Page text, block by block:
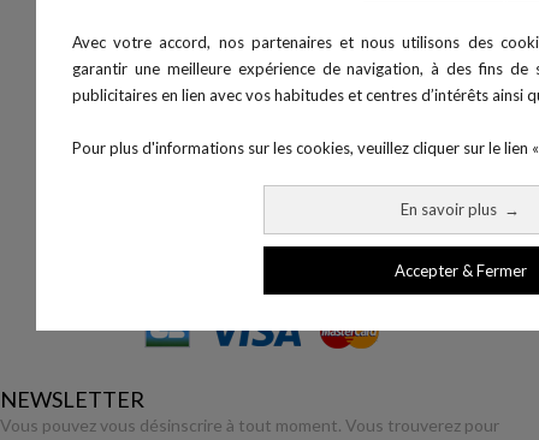
Avec votre accord, nos partenaires et nous utilisons des
garantir une meilleure expérience de navigation, à des fins
publicitaires en lien avec vos habitudes et centres d’intérêts ainsi
Pour plus d'informations sur les cookies, veuillez cliquer sur le lien
En savoir plus →
Accepter & Fermer
+33 (0) 3 68 38 02 55
info@mtraining.fr
SIRET : 87947377500036
NEWSLETTER
Vous pouvez vous désinscrire à tout moment. Vous trouverez pour